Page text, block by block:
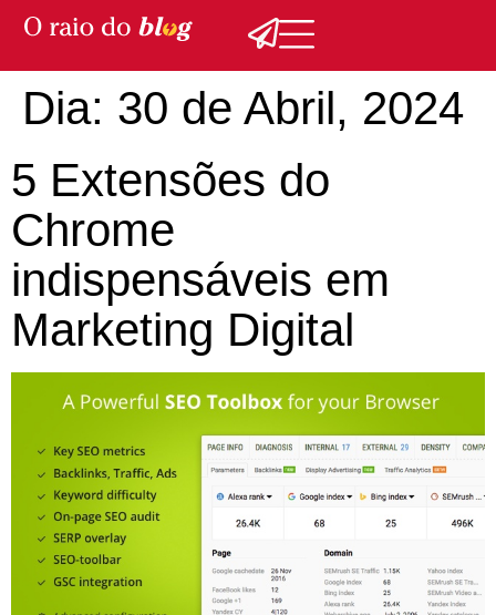
Dia: 30 de Abril, 2024
5 Extensões do
Chrome
indispensáveis em
Marketing Digital